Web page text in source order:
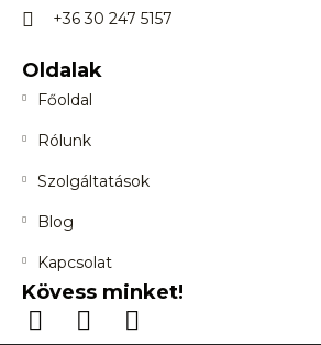
+36 30 247 5157
Oldalak
Főoldal
Rólunk
Szolgáltatások
Blog
Kapcsolat
Kövess minket!